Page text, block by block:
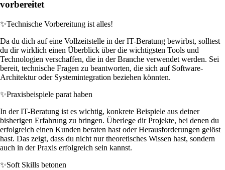
vorbereitet
✨Technische Vorbereitung ist alles!
Da du dich auf eine Vollzeitstelle in der IT-Beratung bewirbst, solltest
du dir wirklich einen Überblick über die wichtigsten Tools und
Technologien verschaffen, die in der Branche verwendet werden. Sei
bereit, technische Fragen zu beantworten, die sich auf Software-
Architektur oder Systemintegration beziehen könnten.
✨Praxisbeispiele parat haben
In der IT-Beratung ist es wichtig, konkrete Beispiele aus deiner
bisherigen Erfahrung zu bringen. Überlege dir Projekte, bei denen du
erfolgreich einen Kunden beraten hast oder Herausforderungen gelöst
hast. Das zeigt, dass du nicht nur theoretisches Wissen hast, sondern
auch in der Praxis erfolgreich sein kannst.
✨Soft Skills betonen